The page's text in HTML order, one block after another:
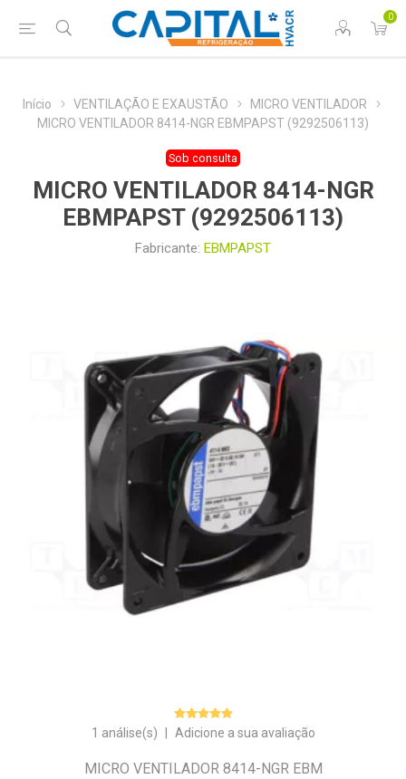
0
Início VENTILAÇÃO E EXAUSTÃO
MICRO VENTILADOR
MICRO VENTILADOR 8414-NGR EBMPAPST (9292506113)
Sob consulta
MICRO VENTILADOR 8414-NGR
EBMPAPST (9292506113)
Fabricante: EBMPAPST
1 análise(s) Adicione a sua avaliação
MICRO VENTILADOR 8414-NGR EBM